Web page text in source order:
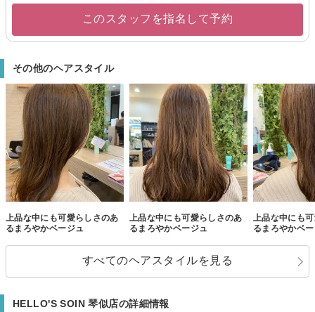
このスタッフを指名して予約
その他のヘアスタイル
上品な中にも可愛らしさのあ
るまろやかベージュ
上品な中にも可愛らしさのあ
るまろやかベージュ
上品な中にも
るまろやかベ
すべてのヘアスタイルを見る
HELLO'S SOIN 琴似店の詳細情報